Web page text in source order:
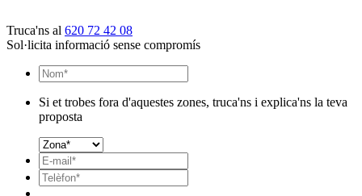
Truca'ns al 620 72 42 08
Sol·licita informació sense compromís
Si et trobes fora d'aquestes zones, truca'ns i explica'ns la teva
proposta